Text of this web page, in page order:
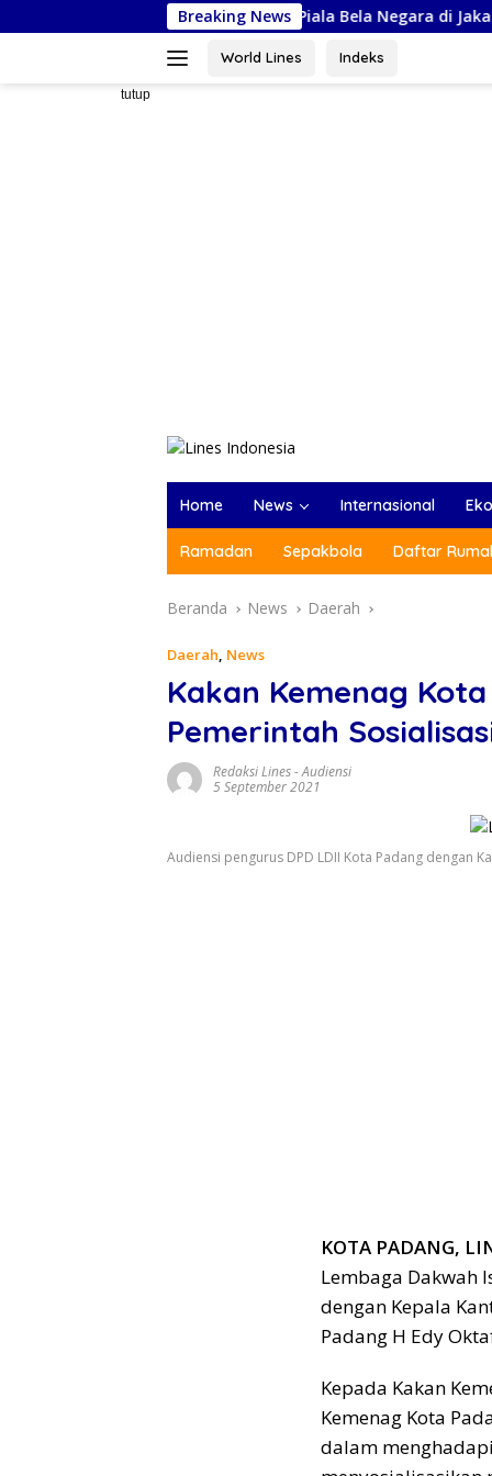
ke
Breaking News
Siap Ikuti Kejurnas Piala Bela Negara di Jakarta, Kadispora
World Lines Indeks
tutup
Home News Internasional
Ramadan Sepakbola Daftar
Beranda News Daerah
Daerah, News
Kakan Kemenag
Pemerintah
Redaksi Lines-Audiensi
5 September 2021
Audiensi pengurus DPD LDII Kota Padang dengan
KOTA PADANG,
Lembaga Dakwah
dengan Kepala
Padang H Edy
Kepada Kakan
Kemenag Kota
dalam